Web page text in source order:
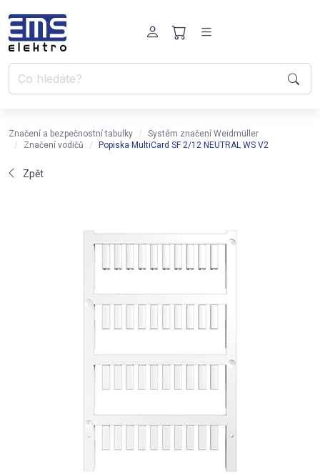
Značení a bezpečnostní tabulky
Systém značení Weidmüller
Značení vodičů
Popiska MultiCard SF 2/12 NEUTRAL WS V2
Zpět